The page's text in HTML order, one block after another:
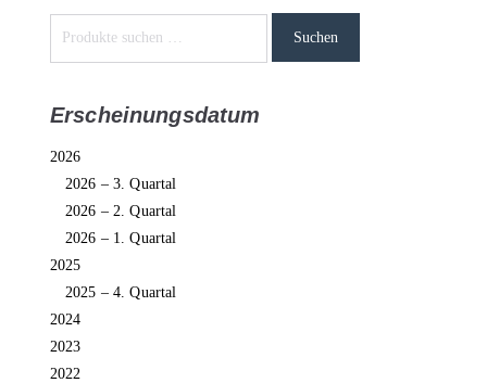
Suchen
Erscheinungsdatum
2026
2026 – 3. Quartal
2026 – 2. Quartal
2026 – 1. Quartal
2025
2025 – 4. Quartal
2024
2023
2022